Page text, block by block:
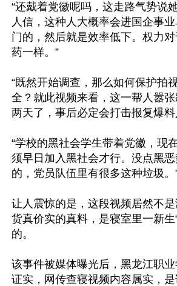
“还戴着党徽呢吗，这走路气势说
人信，这种人大概率会进国企事
门的，然后就是效率低下。权力
药一样。”
“既然开始调查，那么如何保护拍
全？就此视频来看，这一帮人嚣
两天了，事后必定会打击报复爆料
“学校的黑社会学生带着党徽，现
须早日加入黑社会才行。没点黑
的，党员队伍里有很多这种垃圾。
让人震惊的是，这段视频居然不
货真价实的真料，是寝室里一新生
的。
该事件被媒体曝光后，黑龙江职
证实，网传查寝视频内容属实，